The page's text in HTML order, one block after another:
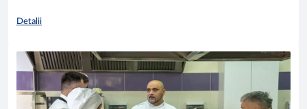
Detalii